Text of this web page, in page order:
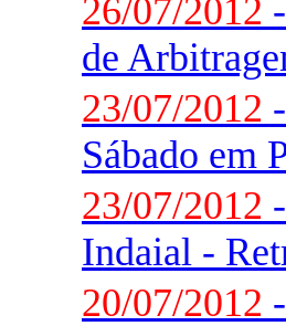
26/07/2012
de
23/07/2012
Sábado em
23/07/2012
Indaial -
20/07/2012